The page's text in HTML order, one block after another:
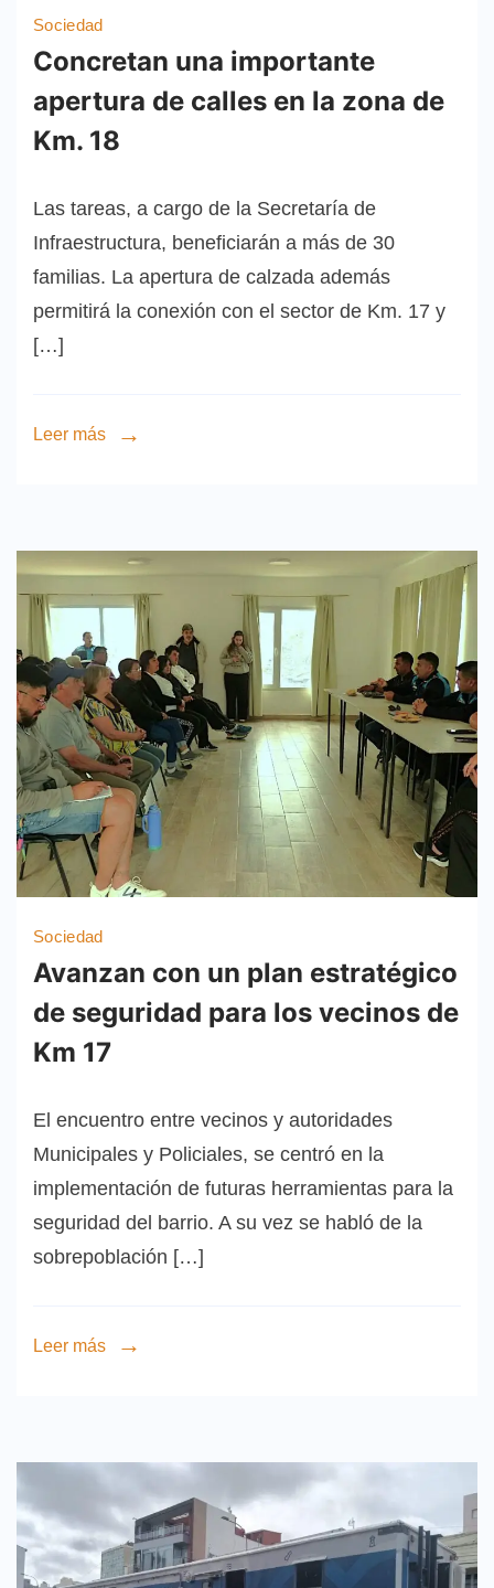
Sociedad
Concretan una importante
apertura de calles en la zona de
Km. 18
Las tareas, a cargo de la Secretaría de
Infraestructura, beneficiarán a más de 30
familias. La apertura de calzada además
permitirá la conexión con el sector de Km. 17 y
[…]
Leer más
Sociedad
Avanzan con un plan estratégico
de seguridad para los vecinos de
Km 17
El encuentro entre vecinos y autoridades
Municipales y Policiales, se centró en la
implementación de futuras herramientas para la
seguridad del barrio. A su vez se habló de la
sobrepoblación […]
Leer más